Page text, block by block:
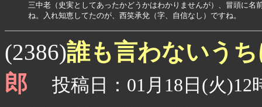
三中老（史実としてあったかどうかはわかりませんが）、冒頭に名
(2386)誰も言わないう
郎 投稿日：01月18日(火)12